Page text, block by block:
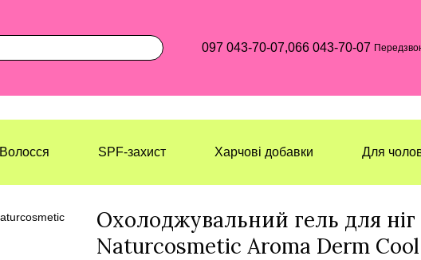
097 043-70-07,066 043-70-07
Волосся SPF-захист Харчові добавки Для
Охолоджувальний гель для ніг
Naturcosmetic Aroma Derm